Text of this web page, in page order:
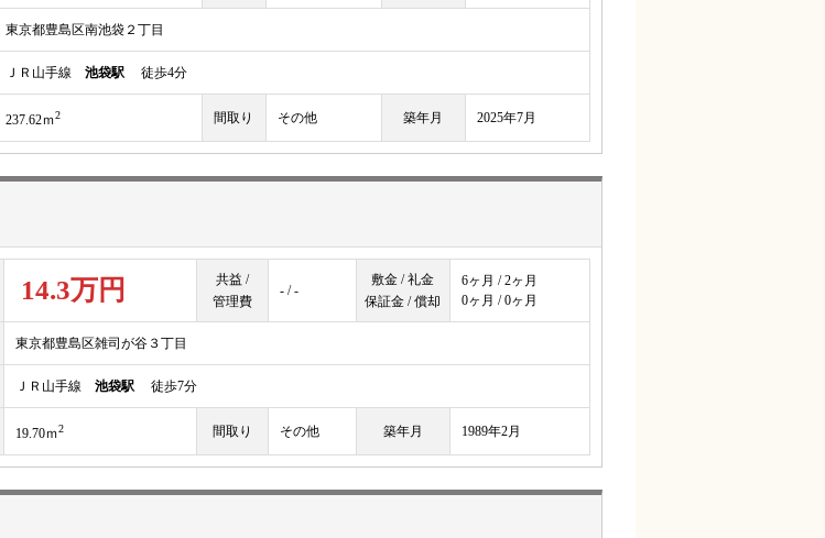
東京都豊島区南池袋２丁目
ＪＲ山手線 池袋駅徒歩4分
237.62ｍ2 間取り その他 築年月 2025年7月
14.3万円
共益 /
管理費
- / -
敷金 / 礼金
保証金 / 償却
6ヶ月 / 2ヶ月
0ヶ月 / 0ヶ月
東京都豊島区雑司が谷３丁目
ＪＲ山手線 池袋駅徒歩7分
19.70ｍ2 間取り その他 築年月 1989年2月